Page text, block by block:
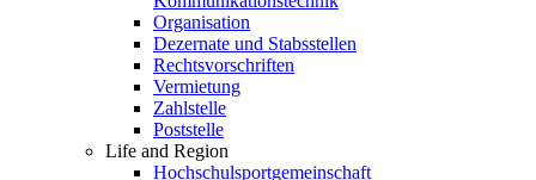
Organisation
Dezernate und Stabsstellen
Rechtsvorschriften
Vermietung
Zahlstelle
Poststelle
Life and Region
Hochschulsportgemeinschaft